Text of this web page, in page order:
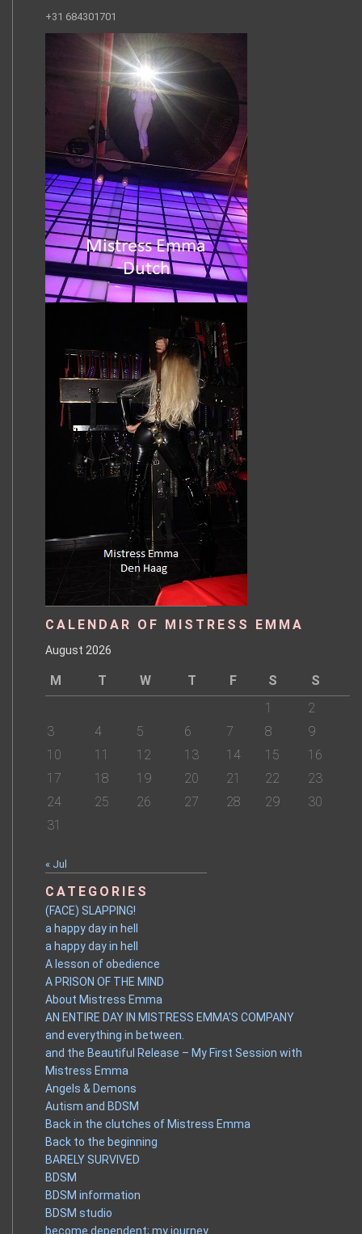
+31 684301701
CALENDAR OF MISTRESS EMMA
August 2026
M T W T F S
S
1
2
3
4 5 6 7 8
9
10
11 12 13 14 15
16
17
18 19 20 21 22
23
24
25 26 27 28 29
30
31
« Jul
CATEGORIES
(FACE) SLAPPING!
a happy day in hell
a happy day in hell
A lesson of obedience
A PRISON OF THE MIND
About Mistress Emma
AN ENTIRE DAY IN MISTRESS EMMA'S COMPANY
and everything in between.
and the Beautiful Release – My First Session with
Mistress Emma
Angels & Demons
Autism and BDSM
Back in the clutches of Mistress Emma
Back to the beginning
BARELY SURVIVED
BDSM
BDSM information
BDSM studio
become dependent; my journey